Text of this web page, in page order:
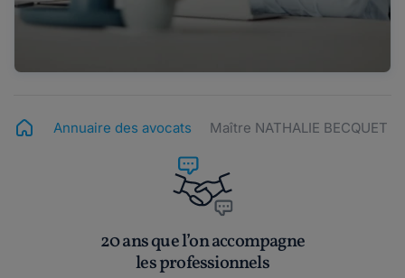
Annuaire des avocats Maître NATHALIE BECQUET
20 ans que l’on accompagne
les professionnels